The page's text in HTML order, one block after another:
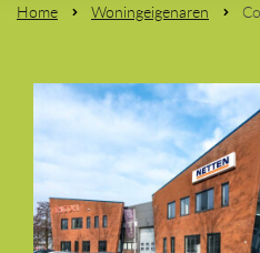
Home Woningeigenaren